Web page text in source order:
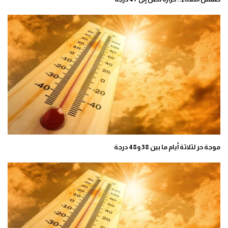
موجة حر لثلاثة أيام ما بين 38 و48 درجة